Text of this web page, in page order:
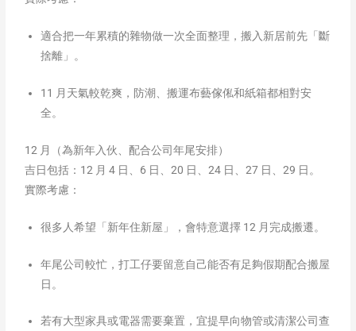
適合把一年累積的雜物做一次全面整理，搬入新居前先「斷
捨離」。
11 月天氣較乾爽，防潮、搬運布藝傢俬和紙箱都相對安
全。
12 月（為新年入伙、配合公司年尾安排）
吉日包括：12 月 4 日、6 日、20 日、24 日、27 日、29 日。
實際考慮：
很多人希望「新年住新屋」，會特意選擇 12 月完成搬遷。
年尾公司較忙，打工仔要留意自己能否有足夠假期配合搬屋
日。
若有大型家具或電器需要棄置，宜提早向物管或清潔公司查